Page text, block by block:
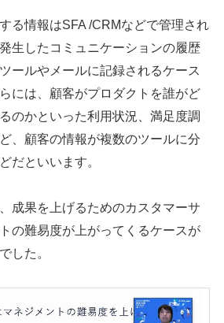
る情報はSFA /CRMなどで管理され
生したコミュニケーションの履歴
ールやメールに記録されるケース
には、顧客がプロダクトを誰がど
のかといった利用状況、満足度調
、顧客の情報が複数のツールに分
だといいます。
成果を上げるためのカスタマーサ
の難易度が上がってくるケースが
した。